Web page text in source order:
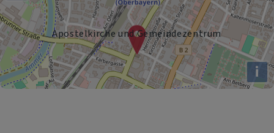
Apostelkirche und Gemeindezentrum
i